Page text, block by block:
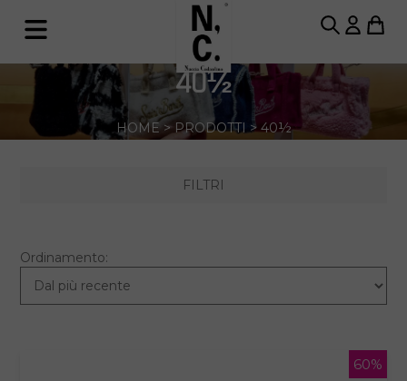
40½
HOME> PRODOTTI >40½
FILTRI
Ordinamento:
60%